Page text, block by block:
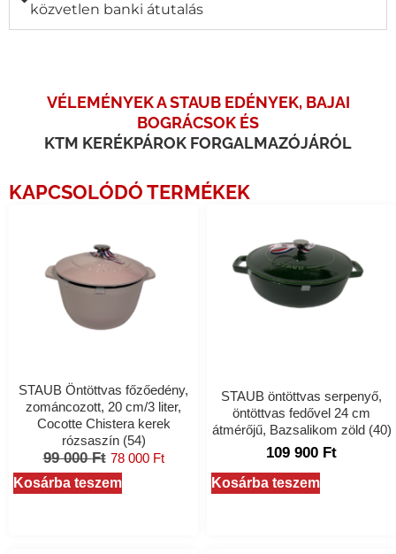
közvetlen banki átutalás
VÉLEMÉNYEK A STAUB EDÉNYEK, BAJAI
BOGRÁCSOK ÉS
KTM KERÉKPÁROK FORGALMAZÓJÁRÓL
KAPCSOLÓDÓ TERMÉKEK
STAUB Öntöttvas főzőedény,
zománcozott, 20 cm/3 liter,
Cocotte Chistera kerek
rózsaszín (54)
99 000Ft 78 000 Ft
Kosárba teszem
STAUB öntöttvas serpenyő,
öntöttvas fedővel 24 cm
átmérőjű, Bazsalikom zöld (40)
109 900 Ft
Kosárba teszem